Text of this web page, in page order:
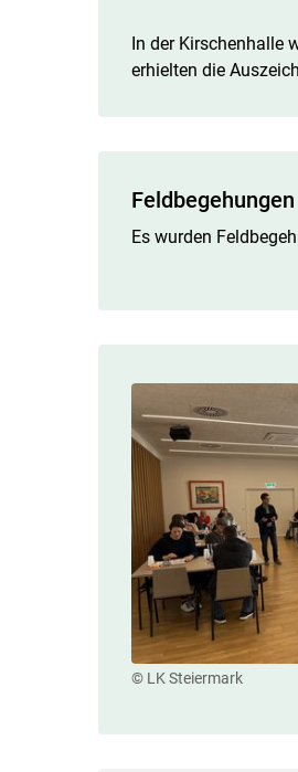
In der Kirschenhalle
erhielten die
Es wurden
© LK Steiermark